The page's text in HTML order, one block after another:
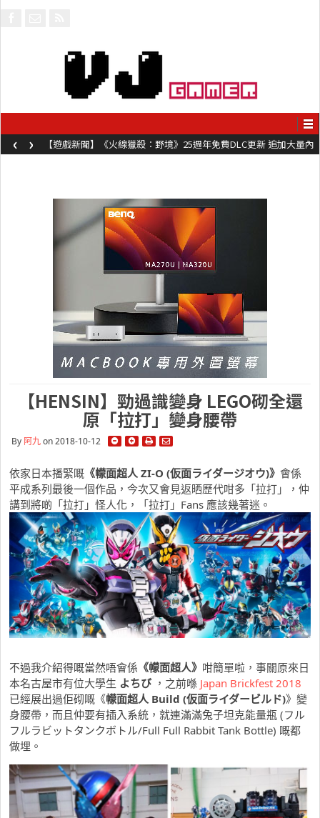
【遊戲新聞】《火線獵殺：野境》25週年免費DLC更新 追加大量內
容同時系舊作限時超平價折扣
‹ ›
【HENSIN】勁過識變身 LEGO砌全還
原「拉打」變身腰帶
By 阿九on 2018-10-12
依家日本播緊嘅 《幪面超人 ZI-O (仮面ライダージオウ)》 會係
平成系列最後一個作品，今次又會見返晒歷代咁多「拉打」，仲
講到將啲「拉打」怪人化，「拉打」Fans 應該幾著迷。
不過我介紹得嘅當然唔會係 《幪面超人》 咁簡單啦，事關原來日
本名古屋市有位大學生 よちび，之前喺 Japan Brickfest 2018
已經展出過佢砌嘅《幪面超人 Build (仮面ライダービルド)》變
身腰帶，而且仲要有插入系統 ，就連滿滿兔子坦克能量瓶 (フル
フルラビットタンクボトル/Full Full Rabbit Tank Bottle) 嘅都
做埋。